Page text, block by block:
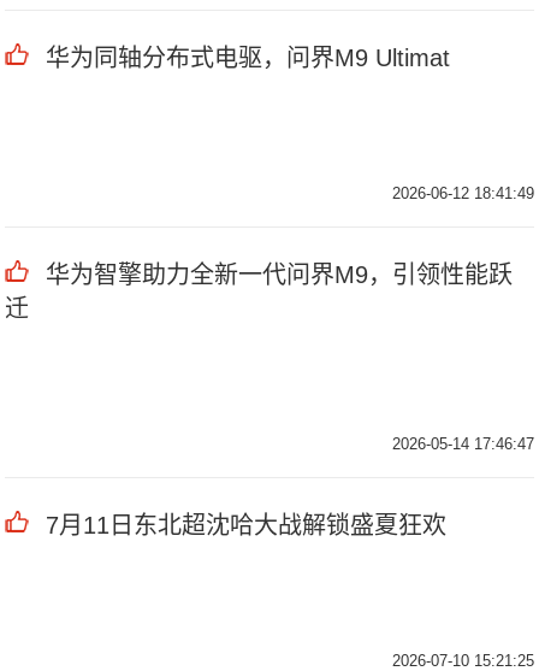
华为同轴分布式电驱，问界M9 Ultimat
2026-06-12 18:41:49
华为智擎助力全新一代问界M9，引领性能跃
迁
2026-05-14 17:46:47
7月11日东北超沈哈大战解锁盛夏狂欢
2026-07-10 15:21:25